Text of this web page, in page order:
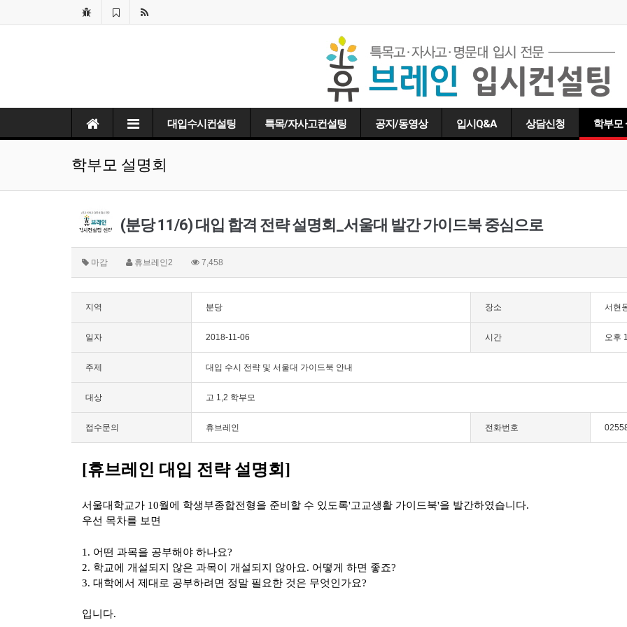
대입수시컨설팅 특목/자사고컨설팅 공지/동영상 입시Q&A 상담신청 학부모
학부모 설명회
(분당 11/6) 대입 합격 전략 설명회_서울대 발간 가이드북 중심으로
마감 휴브레인2 7,458
지역 분당 장소 서현
일자 2018-11-06 시간 오후
주제 대입 수시 전략 및 서울대 가이드북 안내
대상 고 1,2 학부모
접수문의 휴브레인 전화번호
[휴브레인 대입 전략 설명회 ]
서울대학교가 10월에 학생부종합전형을 준비할 수 있도록'고교생활 가이드북'을 발간하였습니다.
우선 목차를 보면
1. 어떤 과목을 공부해야 하나요?
2. 학교에 개설되지 않은 과목이 개설되지 않아요. 어떻게 하면 좋죠?
3. 대학에서 제대로 공부하려면 정말 필요한 것은 무엇인가요?
입니다.